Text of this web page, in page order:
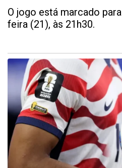
O jogo está marcado
feira (21), às 21h30.